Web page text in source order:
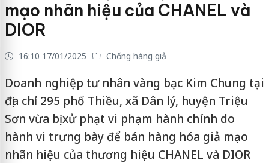
mạo nhãn hiệu của CHANEL và
DIOR
16:10 17/01/2025 Chống hàng giả
Doanh nghiệp tư nhân vàng bạc Kim Chung tại
địa chỉ 295 phố Thiều, xã Dân lý, huyện Triệu
Sơn vừa bị xử phạt vi phạm hành chính do
hành vi trưng bày để bán hàng hóa giả mạo
nhãn hiệu của thương hiệu CHANEL và DIOR